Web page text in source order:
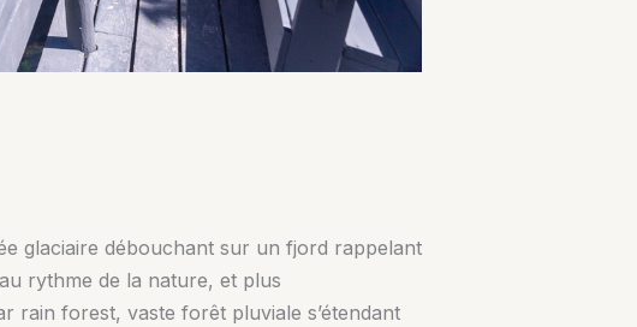
glaciaire débouchant sur un fjord rappelant
rythme de la nature, et plus
rain forest, vaste forêt pluviale s’étendant